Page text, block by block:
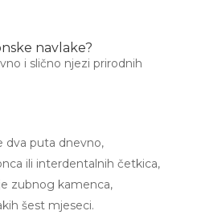
navlake?
i slično njezi prirodnih
dva puta dnevno,
ili interdentalnih četkica,
zubnog kamenca,
šest mjeseci.